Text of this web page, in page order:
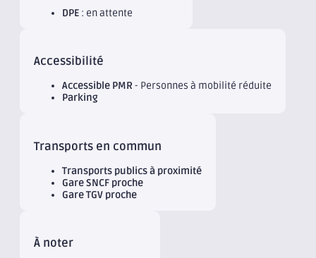
DPE : en attente
Accessibilité
Accessible PMR - Personnes à mobilité réduite
Parking
Transports en commun
Transports publics à proximité
Gare SNCF proche
Gare TGV proche
À noter